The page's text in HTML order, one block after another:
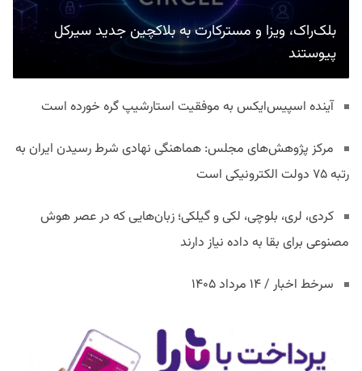
بلک‌راک، ویزا و مسترکارت به بلاکچین جدید سیرکل
پیوستند
آینده اسپیس‌ایکس به موفقیت استارشیپ گره خورده است
مرکز پژوهش‌های مجلس: هماهنگی نهادی شرط رسیدن ایران به
رتبه ۷۵ دولت الکترونیکی است
کردی، لری، بلوچی، لکی و گیلکی؛ زبان‌هایی که در عصر هوش
مصنوعی برای بقا به داده نیاز دارند
سرخط اخبار / ۱۴ مرداد ۱۴۰۵